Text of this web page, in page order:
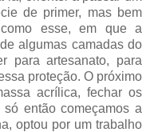
de primer, mas bem
esse, em que a
algumas camadas do
para artesanato, para
proteção. O próximo
acrílica, fechar os
então começamos a
optou por um trabalho